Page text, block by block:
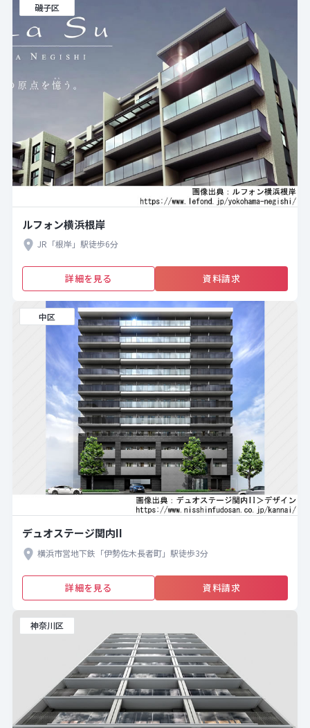
磯子区
ルフォン横浜根岸
JR「根岸」駅徒歩6分
詳細を見る 資料請求
中区
デュオステージ関内II
横浜市営地下鉄「伊勢佐木長者町」駅徒歩3分
詳細を見る 資料請求
神奈川区